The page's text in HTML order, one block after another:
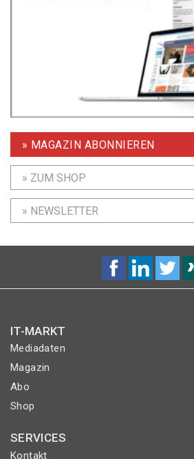
» MAGAZIN ABONNIEREN
» ZUM SHOP
» NEWSLETTER
IT-MARKT
Mediadaten
Magazin
Abo
Shop
SERVICES
Kontakt